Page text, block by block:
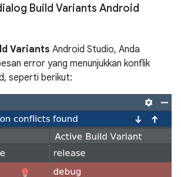
Build Variants Android
Variants Android Studio, Anda
error yang menunjukkan konflik
seperti berikut: